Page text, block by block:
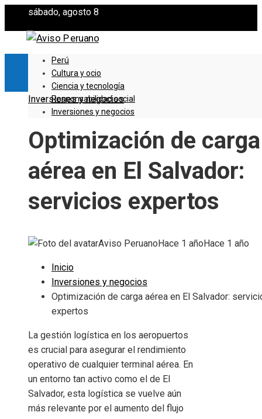
sábado, agosto 8
Perú
Cultura y ocio
Ciencia y tecnología
Responsabilidad social
Inversiones y negocios
Inversiones y negocios
Optimización de carga
aérea en El Salvador:
servicios expertos
Aviso Peruano Hace 1 año Hace 1 año
Inicio
Inversiones y negocios
Optimización de carga aérea en El Salvador:
expertos
La gestión logística en los aeropuertos
es crucial para asegurar el rendimiento
operativo de cualquier terminal aérea. En
un entorno tan activo como el de El
Salvador, esta logística se vuelve aún
más relevante por el aumento del flujo